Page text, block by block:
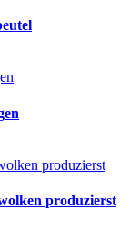
produzierst